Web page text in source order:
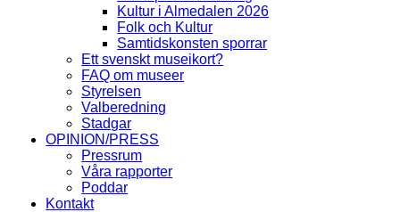
Kultur i Almedalen 2026
Folk och Kultur
Samtidskonsten sporrar
Ett svenskt museikort?
FAQ om museer
Styrelsen
Valberedning
Stadgar
OPINION/PRESS
Pressrum
Våra rapporter
Poddar
Kontakt